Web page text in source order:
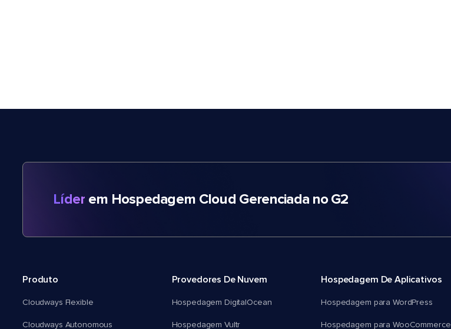
Líder em Hospedagem Cloud Gerenciada no G2
Produto
Cloudways Flexible
Cloudways Autonomous
Provedores De Nuvem
Hospedagem DigitalOcean
Hospedagem Vultr
Hospedagem De Aplicativos
Hospedagem para WordPress
Hospedagem para WooCommerce